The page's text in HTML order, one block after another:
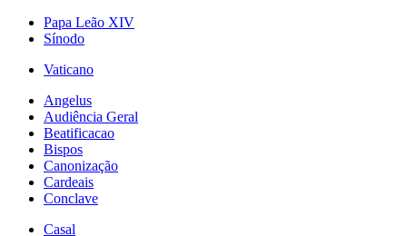
Papa Leão XIV
Sínodo
Vaticano
Angelus
Audiência Geral
Beatificacao
Bispos
Canonização
Cardeais
Conclave
Casal